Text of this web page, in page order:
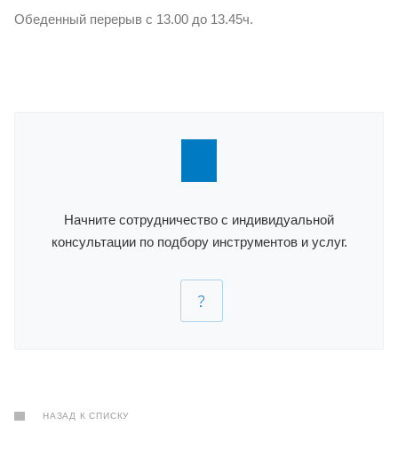
Обеденный перерыв с 13.00 до 13.45ч.
Начните сотрудничество с индивидуальной
консультации по подбору инструментов и услуг.
НАЗАД К СПИСКУ